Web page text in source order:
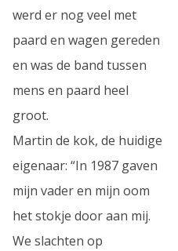
werd er nog veel met
paard en wagen gereden
en was de band tussen
mens en paard heel
groot.
Martin de kok, de huidige
eigenaar: “In 1987 gaven
mijn vader en mijn oom
het stokje door aan mij.
We slachten op